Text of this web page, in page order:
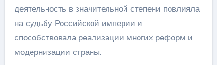
деятельность в значительной степени повлияла
на судьбу Российской империи и
способствовала реализации многих реформ и
модернизации страны.